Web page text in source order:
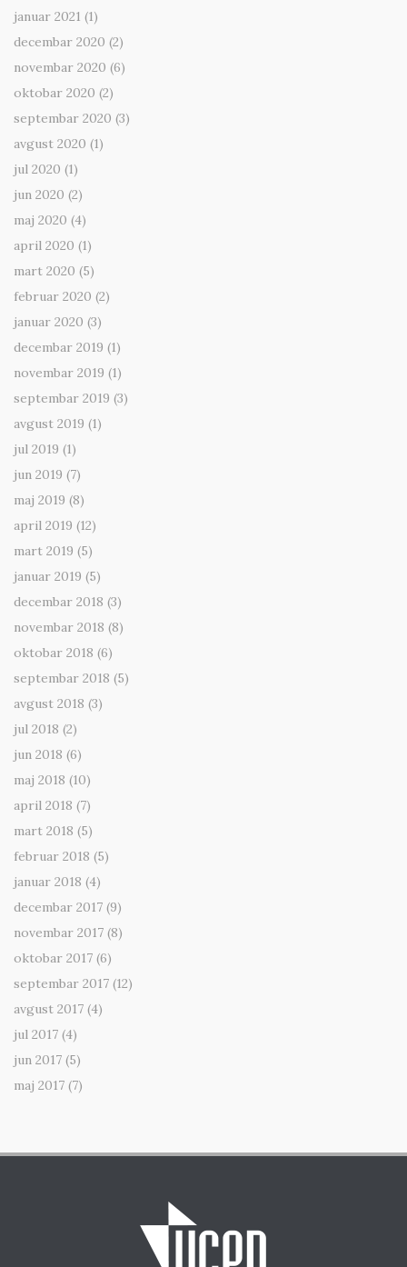
januar 2021 (1)
decembar 2020 (2)
novembar 2020 (6)
oktobar 2020 (2)
septembar 2020 (3)
avgust 2020 (1)
jul 2020 (1)
jun 2020 (2)
maj 2020 (4)
april 2020 (1)
mart 2020 (5)
februar 2020 (2)
januar 2020 (3)
decembar 2019 (1)
novembar 2019 (1)
septembar 2019 (3)
avgust 2019 (1)
jul 2019 (1)
jun 2019 (7)
maj 2019 (8)
april 2019 (12)
mart 2019 (5)
januar 2019 (5)
decembar 2018 (3)
novembar 2018 (8)
oktobar 2018 (6)
septembar 2018 (5)
avgust 2018 (3)
jul 2018 (2)
jun 2018 (6)
maj 2018 (10)
april 2018 (7)
mart 2018 (5)
februar 2018 (5)
januar 2018 (4)
decembar 2017 (9)
novembar 2017 (8)
oktobar 2017 (6)
septembar 2017 (12)
avgust 2017 (4)
jul 2017 (4)
jun 2017 (5)
maj 2017 (7)